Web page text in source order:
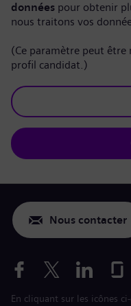
données pour obtenir
nous traitons vos
(Ce paramètre peut
profil candidat.)
Nous contacter
En cliquant sur les icônes